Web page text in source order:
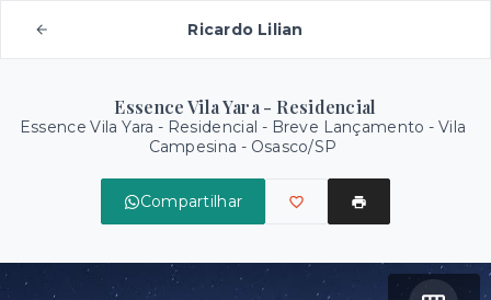
Ricardo Lilian
Essence Vila Yara - Residencial
Essence Vila Yara - Residencial - Breve Lançamento - Vila
Campesina - Osasco/SP
Compartilhar